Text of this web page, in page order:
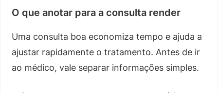
O que anotar para a consulta render
Uma consulta boa economiza tempo e ajuda a
ajustar rapidamente o tratamento. Antes de ir
ao médico, vale separar informações simples.